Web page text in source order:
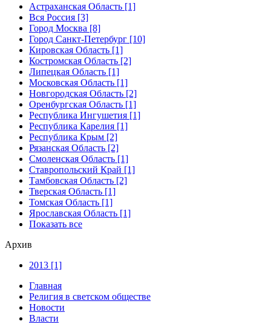
Астраханская Область [1]
Вся Россия [3]
Город Москва [8]
Город Санкт-Петербург [10]
Кировская Область [1]
Костромская Область [2]
Липецкая Область [1]
Московская Область [1]
Новгородская Область [2]
Оренбургская Область [1]
Республика Ингушетия [1]
Республика Карелия [1]
Республика Крым [2]
Рязанская Область [2]
Смоленская Область [1]
Ставропольский Край [1]
Тамбовская Область [2]
Тверская Область [1]
Томская Область [1]
Ярославская Область [1]
Показать все
Архив
2013 [1]
Главная
Религия в светском обществе
Новости
Власти